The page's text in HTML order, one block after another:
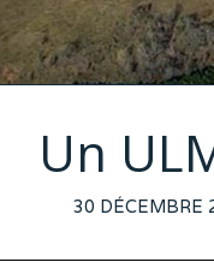
Un
POSTED
30 DÉCEMBRE